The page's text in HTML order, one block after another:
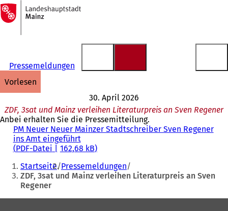
Inhalt anspringen
Zur
Startseite
Pressemeldungen
vorlesen
30. April 2026
ZDF, 3sat und Mainz verleihen Literaturpreis an Sven Regener
Anbei erhalten Sie die Pressemitteilung.
PM Neuer Neuer Mainzer Stadtschreiber Sven Regener
ins Amt eingeführt
PDF-Datei 162,68 kB
Sie
befinden
sich
hier:
Startseite Pressemeldungen
ZDF, 3sat und Mainz verleihen Literaturpreis an Sven
Regener